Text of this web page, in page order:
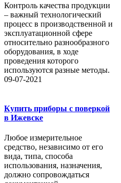
Контроль качества продукции
– важный технологический
процесс в производственной и
эксплуатационной сфере
относительно разнообразного
оборудования, в ходе
проведения которого
используются разные методы.
09-07-2021
Купить приборы с поверкой
в Ижевске
Любое измерительное
средство, независимо от его
вида, типа, способа
использования, назначения,
должно сопровождаться